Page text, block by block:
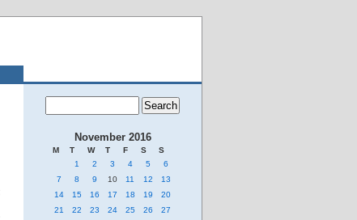
November 2016
M T W T F S
S
1
2 3 4 5
6
7
8 9 10 11 12
13
14
15 16 17 18 19
20
21
22 23 24 25 26
27